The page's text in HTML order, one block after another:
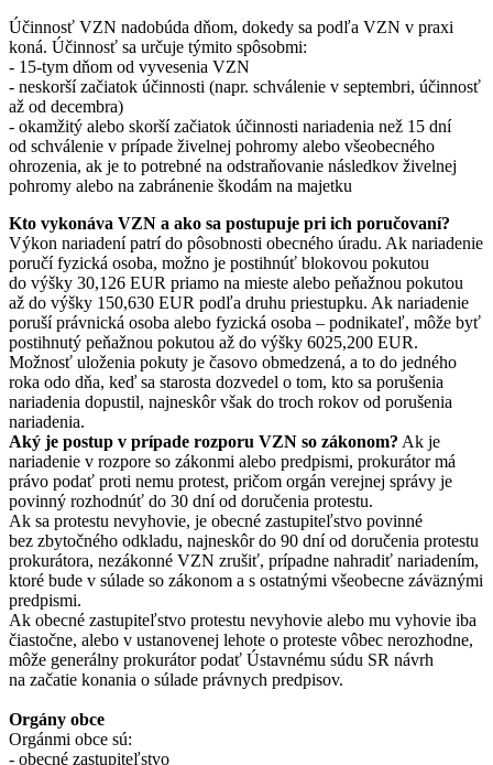
Účinnosť VZN nadobúda dňom, dokedy sa podľa VZN v praxi
koná. Účinnosť sa určuje týmito spôsobmi:
- 15-tym dňom od vyvesenia VZN
- neskorší začiatok účinnosti (napr. schválenie v septembri, účinnosť
až od decembra)
- okamžitý alebo skorší začiatok účinnosti nariadenia než 15 dní
od schválenie v prípade živelnej pohromy alebo všeobecného
ohrozenia, ak je to potrebné na odstraňovanie následkov živelnej
pohromy alebo na zabránenie škodám na majetku
Kto vykonáva VZN a ako sa postupuje pri ich poručovaní?
Výkon nariadení patrí do pôsobnosti obecného úradu. Ak nariadenie
poručí fyzická osoba, možno je postihnúť blokovou pokutou
do výšky 30,126 EUR priamo na mieste alebo peňažnou pokutou
až do výšky 150,630 EUR podľa druhu priestupku. Ak nariadenie
poruší právnická osoba alebo fyzická osoba – podnikateľ, môže byť
postihnutý peňažnou pokutou až do výšky 6025,200 EUR.
Možnosť uloženia pokuty je časovo obmedzená, a to do jedného
roka odo dňa, keď sa starosta dozvedel o tom, kto sa porušenia
nariadenia dopustil, najneskôr však do troch rokov od porušenia
nariadenia.
Aký je postup v prípade rozporu VZN so zákonom? Ak je
nariadenie v rozpore so zákonmi alebo predpismi, prokurátor má
právo podať proti nemu protest, pričom orgán verejnej správy je
povinný rozhodnúť do 30 dní od doručenia protestu.
Ak sa protestu nevyhovie, je obecné zastupiteľstvo povinné
bez zbytočného odkladu, najneskôr do 90 dní od doručenia protestu
prokurátora, nezákonné VZN zrušiť, prípadne nahradiť nariadením,
ktoré bude v súlade so zákonom a s ostatnými všeobecne záväznými
predpismi.
Ak obecné zastupiteľstvo protestu nevyhovie alebo mu vyhovie iba
čiastočne, alebo v ustanovenej lehote o proteste vôbec nerozhodne,
môže generálny prokurátor podať Ústavnému súdu SR návrh
na začatie konania o súlade právnych predpisov.
Orgány obce
Orgánmi obce sú:
- obecné zastupiteľstvo